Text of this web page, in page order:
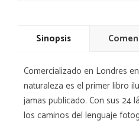
Sinopsis
Comercializado en Londres
naturaleza es el primer libro
jamas publicado. Con sus 24
los caminos del lenguaje